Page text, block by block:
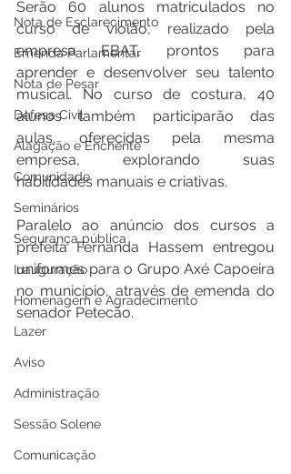
Nota de Esclarecimento
Emenda Parlamentar
Nota de Pesar
Defesa Civil
Alagação e Enchente
Comunidade
Seminários
Segurança pública
Inauguração
Homenagem e Agradecimento
Lazer
Aviso
Administração
Sessão Solene
Comunicação
Serão 60 alunos matriculados no
curso de violão, realizado pela
empresa EBAT, prontos para
aprender e desenvolver seu talento
musical. No curso de costura, 40
alunos também participarão das
aulas, oferecidas pela mesma
empresa, explorando suas
habilidades manuais e criativas.
Paralelo ao anúncio dos cursos a
prefeita Fernanda Hassem entregou
uniformes para o Grupo Axé Capoeira
no município, através de emenda do
senador Petecão.